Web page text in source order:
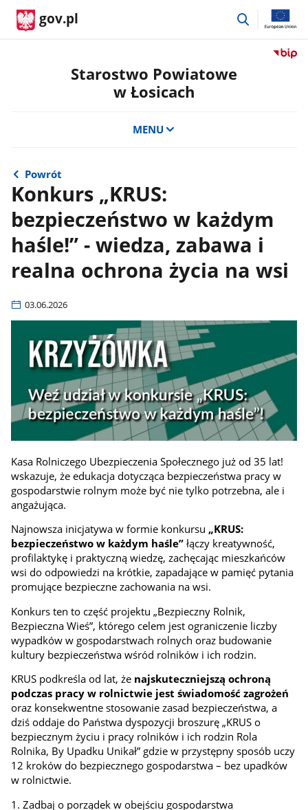
gov.pl
przejdź
Przejdź
Starostwo Powiatowe
w Łosicach
MENU
Powrót
Konkurs „KRUS:
bezpieczeństwo w każdym
haśle!” - wiedza, zabawa i
realna ochrona życia na wsi
03.06.2026
Kasa Rolniczego Ubezpieczenia Społecznego już od 35 lat!
wskazuje, że edukacja dotycząca bezpieczeństwa pracy w
gospodarstwie rolnym może być nie tylko potrzebna, ale i
angażująca.
Najnowsza inicjatywa w formie konkursu „KRUS:
bezpieczeństwo w każdym haśle”łączy kreatywność,
profilaktykę i praktyczną wiedzę, zachęcając mieszkańców
wsi do odpowiedzi na krótkie, zapadające w pamięć pytania
promujące bezpieczne zachowania na wsi.
Konkurs ten to część projektu „Bezpieczny Rolnik,
Bezpieczna Wieś”, którego celem jest ograniczenie liczby
wypadków w gospodarstwach rolnych oraz budowanie
kultury bezpieczeństwa wśród rolników i ich rodzin.
KRUS podkreśla od lat, że najskuteczniejszą ochroną
podczas pracy w rolnictwie jest świadomość zagrożeń
oraz konsekwentne stosowanie zasad bezpieczeństwa, a
dziś oddaje do Państwa dyspozycji broszurę „KRUS o
bezpiecznym życiu i pracy rolników i ich rodzin Rola
Rolnika, By Upadku Unikał” gdzie w przystępny sposób uczy
12 kroków do bezpiecznego gospodarstwa – bez upadków
w rolnictwie.
1. Zadbaj o porządek w obejściu gospodarstwa